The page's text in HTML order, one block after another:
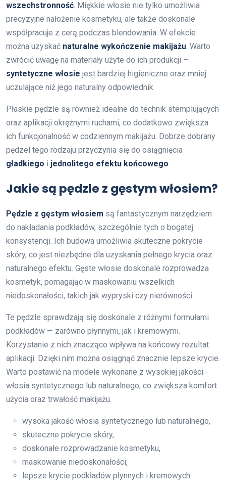
wszechstronność. Miękkie włosie nie tylko umożliwia
precyzyjne nałożenie kosmetyku, ale także doskonale
współpracuje z cerą podczas blendowania. W efekcie
można uzyskać naturalne wykończenie makijażu. Warto
zwrócić uwagę na materiały użyte do ich produkcji –
syntetyczne włosie jest bardziej higieniczne oraz mniej
uczulające niż jego naturalny odpowiednik.
Płaskie pędzle są również idealne do technik stemplujących
oraz aplikacji okrężnymi ruchami, co dodatkowo zwiększa
ich funkcjonalność w codziennym makijażu. Dobrze dobrany
pędzel tego rodzaju przyczynia się do osiągnięcia
gładkiego i jednolitego efektu końcowego.
Jakie są pędzle z gęstym włosiem?
Pędzle z gęstym włosiem są fantastycznym narzędziem
do nakładania podkładów, szczególnie tych o bogatej
konsystencji. Ich budowa umożliwia skuteczne pokrycie
skóry, co jest niezbędne dla uzyskania pełnego krycia oraz
naturalnego efektu. Gęste włosie doskonale rozprowadza
kosmetyk, pomagając w maskowaniu wszelkich
niedoskonałości, takich jak wypryski czy nierówności.
Te pędzle sprawdzają się doskonale z różnymi formułami
podkładów — zarówno płynnymi, jak i kremowymi.
Korzystanie z nich znacząco wpływa na końcowy rezultat
aplikacji. Dzięki nim można osiągnąć znacznie lepsze krycie.
Warto postawić na modele wykonane z wysokiej jakości
włosia syntetycznego lub naturalnego, co zwiększa komfort
użycia oraz trwałość makijażu.
wysoka jakość włosia syntetycznego lub naturalnego,
skuteczne pokrycie skóry,
doskonałe rozprowadzanie kosmetyku,
maskowanie niedoskonałości,
lepsze krycie podkładów płynnych i kremowych.